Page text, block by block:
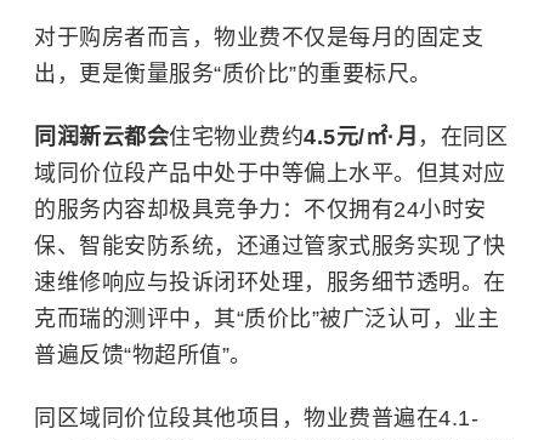
对于购房者而言，物业费不仅是每月的固定支
出，更是衡量服务“质价比”的重要标尺。
同润新云都会住宅物业费约4.5元/㎡·月 ，在同区
域同价位段产品中处于中等偏上水平。但其对应
的服务内容却极具竞争力：不仅拥有24小时安
保、智能安防系统，还通过管家式服务实现了快
速维修响应与投诉闭环处理，服务细节透明。在
克而瑞的测评中，其“质价比”被广泛认可，业主
普遍反馈“物超所值”。
同区域同价位段其他项目，物业费普遍在4.1-